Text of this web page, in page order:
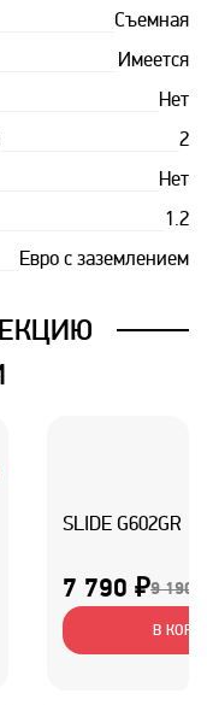
Съемная
Имеется
Нет
2
Нет
1.2
Евро с заземлением
SLIDE G602GR
7 790 ₽9 190
В